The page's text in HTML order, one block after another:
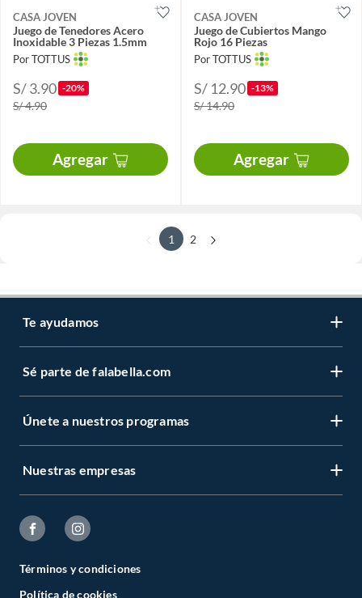
CASA JOVEN
Juego de Tenedores Acero
Inoxidable 3 Piezas 1.5mm
Por TOTTUS
S/ 3.90 -20%
S/ 4.90
Agregar
CASA JOVEN
Juego de Cubiertos Mango
Rojo 16 Piezas
Por TOTTUS
S/ 12.90 -13%
S/ 14.90
Agregar
1 2
Te ayudamos
Sé parte de falabella.com
Únete a nuestros programas
Nuestras empresas
Términos y condiciones
Política de cookies